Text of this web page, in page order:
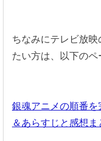
ちなみにテレビ放
たい方は、以下のペ
銀魂アニメの順番
＆あらすじと感想ま